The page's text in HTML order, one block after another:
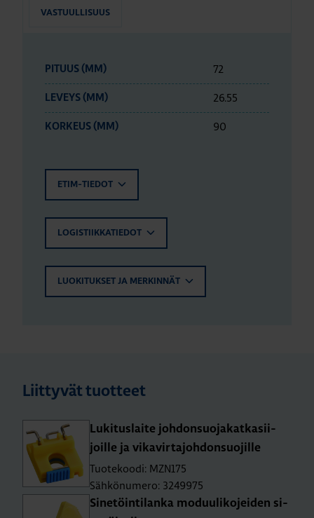
VASTUULLISUUS
PITUUS (MM) 72
LEVEYS (MM) 26.55
KORKEUS (MM) 90
ETIM-TIEDOT
LOGISTIIKKATIEDOT
LUOKITUKSET JA MERKINNÄT
Liittyvät tuotteet
Lu­ki­tus­lai­te joh­don­suo­ja­kat­ka­sii­
joil­le ja vi­ka­vir­ta­joh­don­suo­jil­le
Tuotekoodi: MZN175
Sähkönumero: 3249975
Si­ne­töin­ti­lan­ka mo­duu­li­ko­jei­den si­